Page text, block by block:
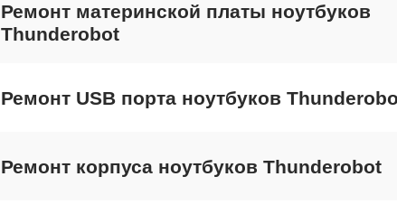
Ремонт материнской платы ноутбуков
Thunderobot
Ремонт USB порта ноутбуков
Ремонт корпуса ноутбуков Thunderobot